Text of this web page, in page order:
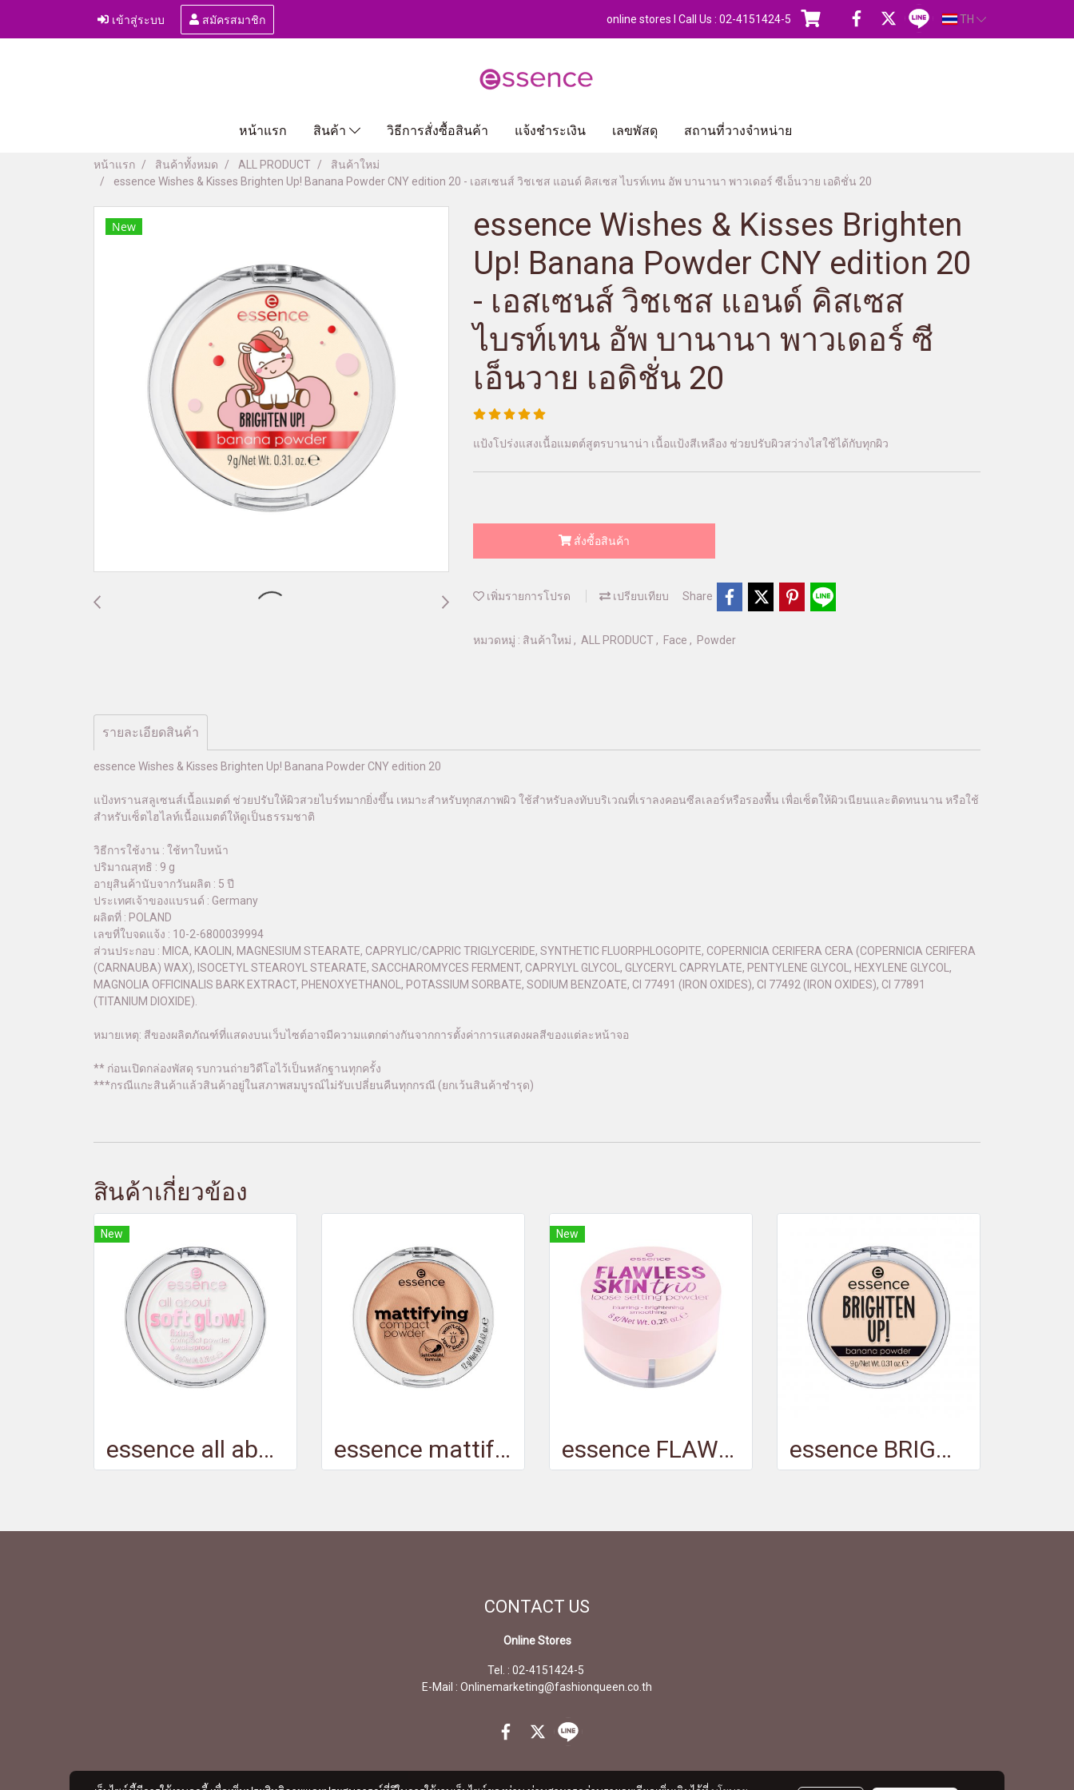
เข้าสู่ระบบ สมัครสมาชิก online stores l Call Us : 02-4151424-5 TH
หน้าแรก สินค้า วิธีการสั่งซื้อสินค้า แจ้งชำระเงิน เลขพัสดุ สถานที่วางจำหน่าย
หน้าแรก สินค้าทั้งหมด ALL PRODUCT
สินค้าใหม่
essence Wishes & Kisses Brighten Up! Banana Powder CNY edition 20 - เอสเซนส์ วิชเชส แอนด์ คิสเซส ไบรท์เทน อัพ บานานา พาวเดอร์ ซีเอ็นวาย เอดิชั่น 20
New
essence Wishes & Kisses Brighten
Up! Banana Powder CNY edition 20
- เอสเซนส์ วิชเชส แอนด์ คิสเซส
ไบรท์เทน อัพ บานานา พาวเดอร์ ซี
เอ็นวาย เอดิชั่น 20
แป้งโปร่งแสงเนื้อแมตต์สูตรบานาน่า เนื้อแป้งสีเหลือง ช่วยปรับผิวสว่างไสใช้ได้กับทุกผิว
สั่งซื้อสินค้า
เพิ่มรายการโปรด เปรียบเทียบ Share
หมวดหมู่ : สินค้าใหม่ , ALL PRODUCT , Face , Powder
รายละเอียดสินค้า
essence Wishes & Kisses Brighten Up! Banana Powder CNY edition 20
แป้งทรานสลูเซนส์เนื้อแมตต์ ช่วยปรับให้ผิวสวยไบร์ทมากยิ่งขึ้น เหมาะสำหรับทุกสภาพผิว ใช้สำหรับลงทับบริเวณที่เราลงคอนซีลเลอร์หรือรองพื้น เพื่อเซ็ตให้ผิวเนียนและติดทนนาน หรือใช้
สำหรับเซ็ตไฮไลท์เนื้อแมตต์ให้ดูเป็นธรรมชาติ
วิธีการใช้งาน : ใช้ทาใบหน้า
ปริมาณสุทธิ : 9 g
อายุสินค้านับจากวันผลิต : 5 ปี
ประเทศเจ้าของแบรนด์ : Germany
ผลิตที่ : POLAND
เลขที่ใบจดแจ้ง : 10-2-6800039994
ส่วนประกอบ : MICA, KAOLIN, MAGNESIUM STEARATE, CAPRYLIC/CAPRIC TRIGLYCERIDE, SYNTHETIC FLUORPHLOGOPITE, COPERNICIA CERIFERA CERA (COPERNICIA CERIFERA
(CARNAUBA) WAX), ISOCETYL STEAROYL STEARATE, SACCHAROMYCES FERMENT, CAPRYLYL GLYCOL, GLYCERYL CAPRYLATE, PENTYLENE GLYCOL, HEXYLENE GLYCOL,
MAGNOLIA OFFICINALIS BARK EXTRACT, PHENOXYETHANOL, POTASSIUM SORBATE, SODIUM BENZOATE, CI 77491 (IRON OXIDES), CI 77492 (IRON OXIDES), CI 77891
(TITANIUM DIOXIDE).
หมายเหตุ: สีของผลิตภัณฑ์ที่แสดงบนเว็บไซต์อาจมีความแตกต่างกันจากการตั้งค่าการแสดงผลสีของแต่ละหน้าจอ
** ก่อนเปิดกล่องพัสดุ รบกวนถ่ายวิดีโอไว้เป็นหลักฐานทุกครั้ง
***กรณีแกะสินค้าแล้วสินค้าอยู่ในสภาพสมบูรณ์ไม่รับเปลี่ยนคืนทุกกรณี (ยกเว้นสินค้าชำรุด)
สินค้าเกี่ยวข้อง
New
essence all about soft glow! fixing compact powder waterproof - เอสเซนส์ ออล อะเบ้าท์ ซอฟท์ โกลว์ ฟิกซิ่ง คอมแพ็ค พาวเดอร์ วอเตอร์พรูฟ essence mattifying compact powder 30 - เอสเซนส์แมตติฟายอิ้งคอมแพ็คพาวเดอร์ 30
New
essence FLAWLESS SKIN trio loose setting powder 10 - เอสเซนส์ฟลอว์เลสส์สกินทรีโอลูสเซ็ตติ้งพาวเดอร์10 essence BRIGHTEN UP! banana powder 20 - เอสเซนส์ไบรเทนอัพบานานาพาวเดอร์20
CONTACT US
Online Stores
Tel. : 02-4151424-5
E-Mail : Onlinemarketing@fashionqueen.co.th